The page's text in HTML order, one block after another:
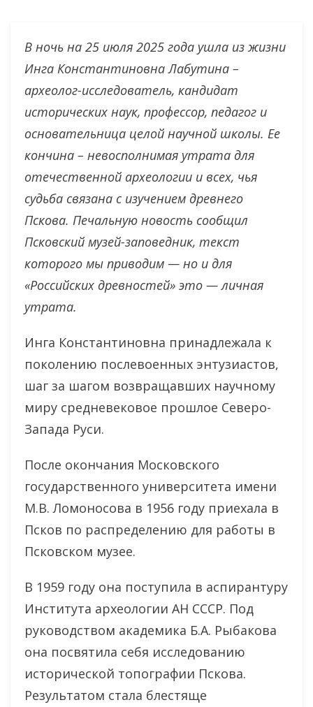
В ночь на 25 июля 2025 года ушла из жизни
Инга Константиновна Лабутина –
археолог-исследователь, кандидат
исторических наук, профессор, педагог и
основательница целой научной школы. Ее
кончина – невосполнимая утрата для
отечественной археологии и всех, чья
судьба связана с изучением древнего
Пскова. Печальную новость сообщил
Псковский музей-заповедник, текст
которого мы приводим — но и для
«Российских древностей» это — личная
утрата.
Инга Константиновна принадлежала к
поколению послевоенных энтузиастов,
шаг за шагом возвращавших научному
миру средневековое прошлое Северо-
Запада Руси.
После окончания Московского
государственного университета имени
М.В. Ломоносова в 1956 году приехала в
Псков по распределению для работы в
Псковском музее.
В 1959 году она поступила в аспирантуру
Института археологии АН СССР. Под
руководством академика Б.А. Рыбакова
она посвятила себя исследованию
исторической топографии Пскова.
Результатом стала блестяще